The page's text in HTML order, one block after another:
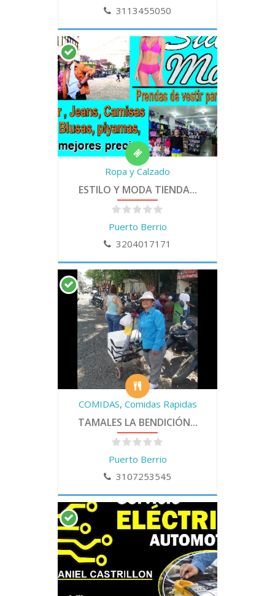
3113455050
Ropa y Calzado
ESTILO Y MODA TIENDA...
Puerto Berrio
3204017171
COMIDAS, Comidas Rapidas
TAMALES LA BENDICIÓN...
Puerto Berrio
3107253545